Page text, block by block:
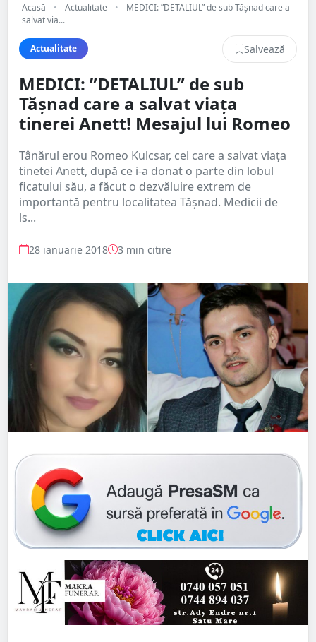
Acasă • Actualitate •
MEDICI: ”DETALIUL” de sub Tășnad care a
salvat via...
Actualitate Salvează
MEDICI: ”DETALIUL” de sub
Tășnad care a salvat viața
tinerei Anett! Mesajul lui Romeo
Tânărul erou Romeo Kulcsar, cel care a salvat viața
tinetei Anett, după ce i-a donat o parte din lobul
ficatului său, a făcut o dezvăluire extrem de
importantă pentru localitatea Tășnad. Medicii de
ls...
28 ianuarie 2018 3 min citire